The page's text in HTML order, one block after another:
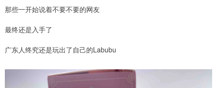
那些一开始说着不要不要的网友
最终还是入手了
广东人终究还是玩出了自己的Labubu